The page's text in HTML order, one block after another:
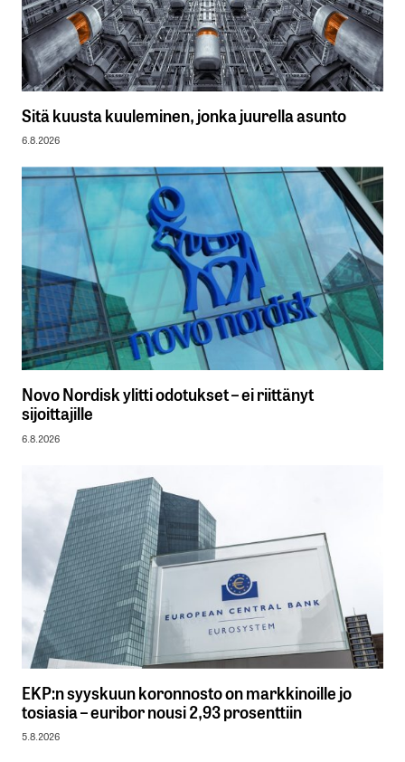
Sitä kuusta kuuleminen, jonka juurella asunto
6.8.2026
Novo Nordisk ylitti odotukset – ei riittänyt
sijoittajille
6.8.2026
EKP:n syyskuun koronnosto on markkinoille jo
tosiasia – euribor nousi 2,93 prosenttiin
5.8.2026